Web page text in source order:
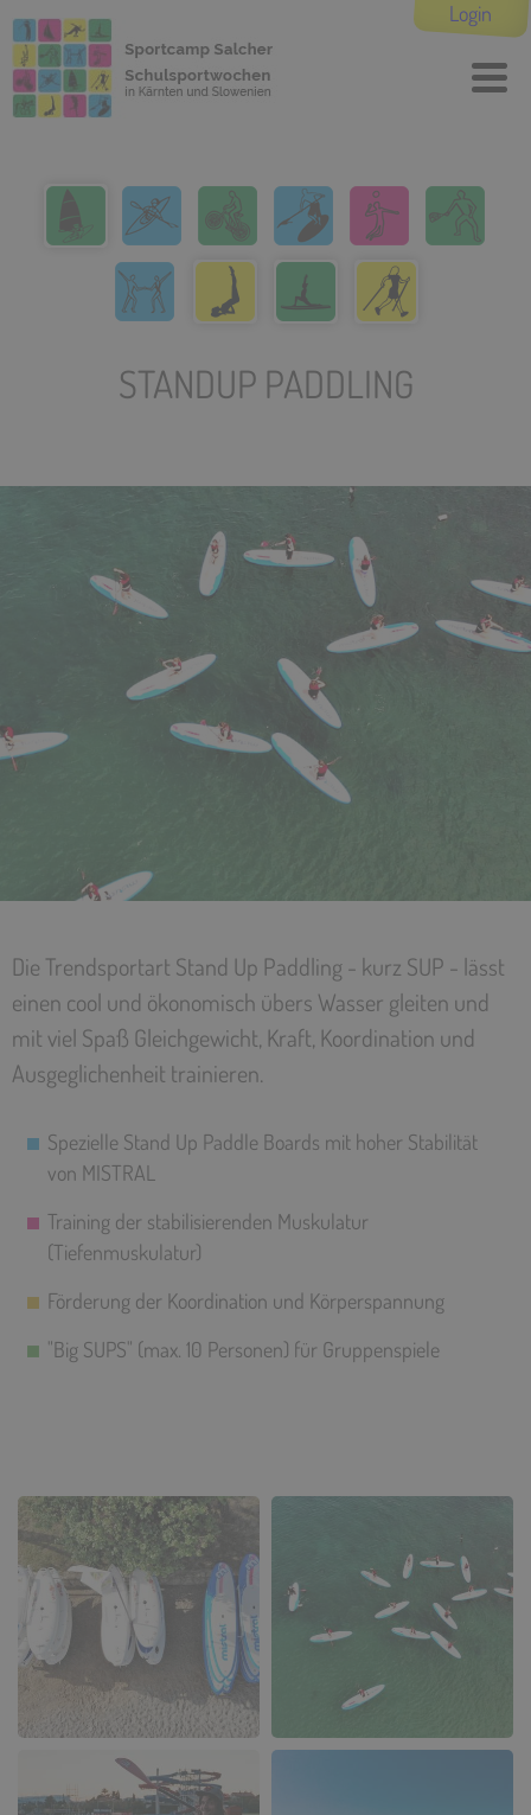
Login
STANDUP PADDLING
Die Trendsportart Stand Up Paddling - kurz SUP - lässt
einen cool und ökonomisch übers Wasser gleiten und
mit viel Spaß Gleichgewicht, Kraft, Koordination und
Ausgeglichenheit trainieren.
Spezielle Stand Up Paddle Boards mit hoher Stabilität
von MISTRAL
Training der stabilisierenden Muskulatur
(Tiefenmuskulatur)
Förderung der Koordination und Körperspannung
"Big SUPS" (max. 10 Personen) für Gruppenspiele